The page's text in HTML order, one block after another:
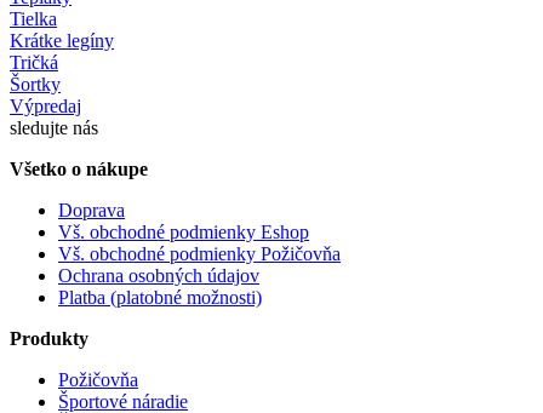
Tielka
Krátke legíny
Tričká
Šortky
Výpredaj
sledujte nás
Všetko o nákupe
Doprava
Vš. obchodné podmienky Eshop
Vš. obchodné podmienky Požičovňa
Ochrana osobných údajov
Platba (platobné možnosti)
Produkty
Požičovňa
Športové náradie